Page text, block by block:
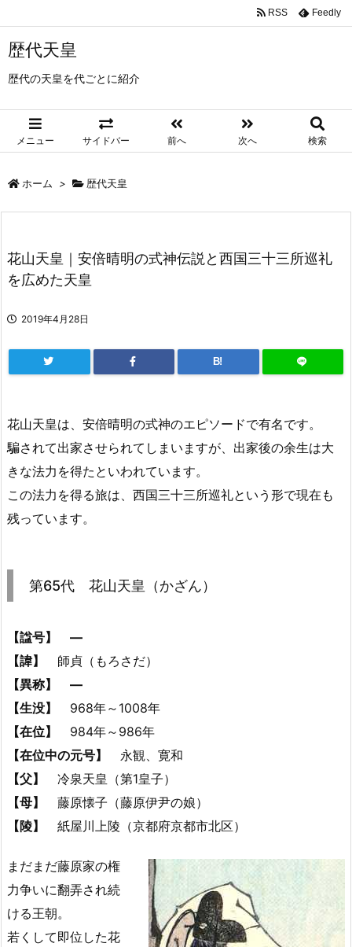
歴代天皇
歴代の天皇を代ごとに紹介
メニュー サイドバー 前へ 次へ 検索
RSS Feedly
ホーム > 歴代天皇
花山天皇｜安倍晴明の式神伝説と西国三十三所巡礼
を広めた天皇
2019年4月28日
B!
花山天皇は、安倍晴明の式神のエピソードで有名です。
騙されて出家させられてしまいますが、出家後の余生は大
きな法力を得たといわれています。
この法力を得る旅は、西国三十三所巡礼という形で現在も
残っています。
第65代 花山天皇（かざん）
【諡号】
―
【諱】
師貞（もろさだ）
【異称】
―
【生没】
968年～1008年
【在位】
984年～986年
【在位中の元号】
永観、寛和
【父】
冷泉天皇（第1皇子）
【母】
藤原懐子（藤原伊尹の娘）
【陵】
紙屋川上陵（京都府京都市北区）
まだまだ藤原家の権
力争いに翻弄され続
ける王朝。
若くして即位した花